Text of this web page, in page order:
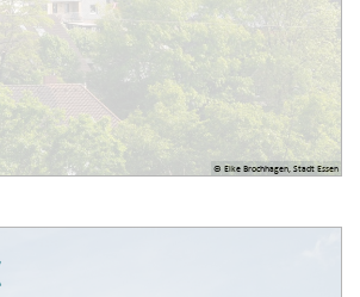
© Elke Brochhagen, Stadt Essen